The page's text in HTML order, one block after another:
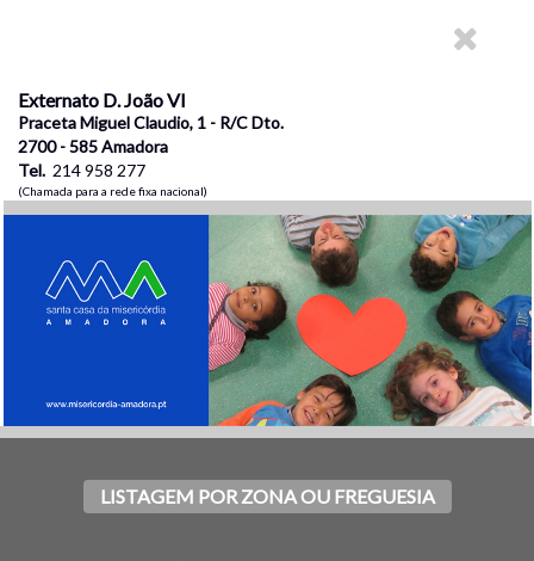
Externato D. João VI
Praceta Miguel Claudio, 1 - R/C Dto.
2700 - 585 Amadora
Tel. 214 958 277
(Chamada para a rede fixa nacional)
LISTAGEM POR ZONA OU FREGUESIA